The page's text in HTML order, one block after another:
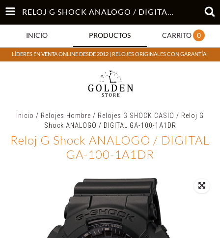
RELOJ G SHOCK ANALOGO / DIGITAL GA-100-1A1DR
INICIO PRODUCTOS CARRITO 0
LÍDERES EN VENTA ONLINE DESDE 2012 | RELOJES ORIGINALES CON GARANTÍA |
Inicio / Relojes Hombre / Relojes G SHOCK CASIO / Reloj G
Shock ANALOGO / DIGITAL GA-100-1A1DR
Reloj G Shock ANALOGO / DIGITAL
GA-100-1A1DR